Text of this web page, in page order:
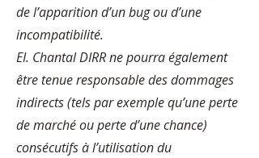
de l’apparition d’un bug ou d’une
incompatibilité.
EI. Chantal DIRR ne pourra également
être tenue responsable des dommages
indirects (tels par exemple qu’une perte
de marché ou perte d’une chance)
consécutifs à l’utilisation du